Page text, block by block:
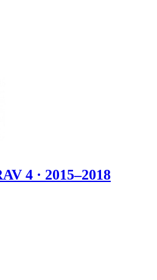
4 · 2015–2018